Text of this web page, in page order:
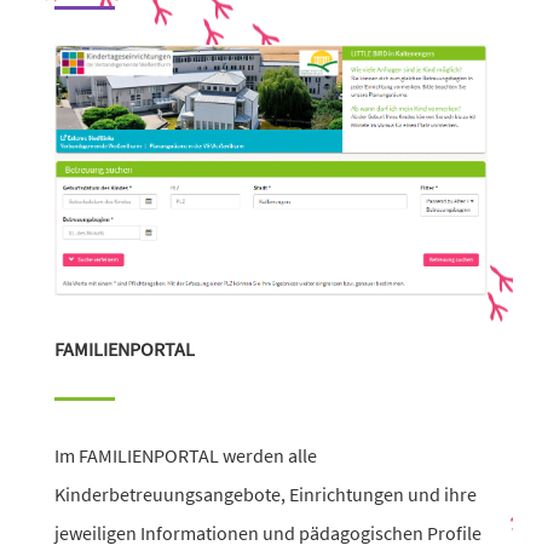
FAMILIENPORTAL
Im FAMILIENPORTAL werden alle
Kinderbetreuungsangebote, Einrichtungen und ihre
jewei­ligen Informationen und pädago­gi­schen Profile